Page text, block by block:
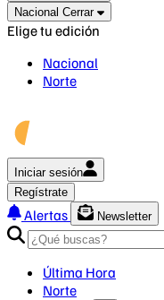
Nacional Cerrar
Elige tu edición
Nacional
Norte
Iniciar sesión
Regístrate
Alertas
Newsletter
Última Hora
Norte